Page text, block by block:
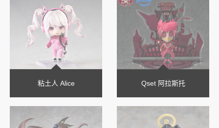
粘土人 Alice Qset 阿拉斯托